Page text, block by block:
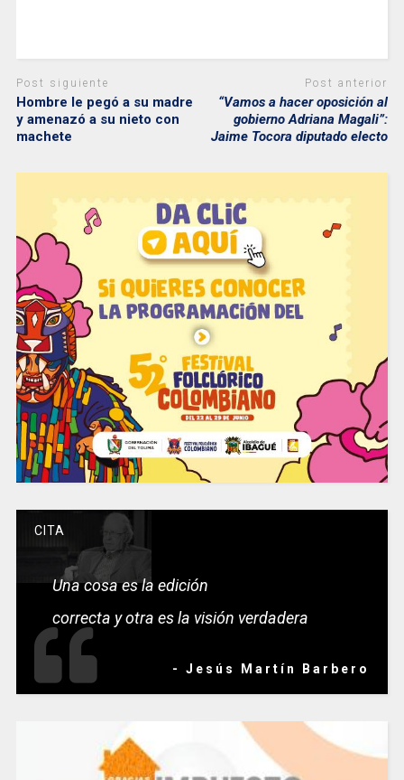
Post siguiente
Hombre le pegó a su madre
y amenazó a su nieto con
machete
Post anterior
“Vamos a hacer oposición al
gobierno Adriana Magali”:
Jaime Tocora diputado electo
CITA
Una cosa es la edición
correcta y otra es la visión verdadera
- Jesús Martín Barbero